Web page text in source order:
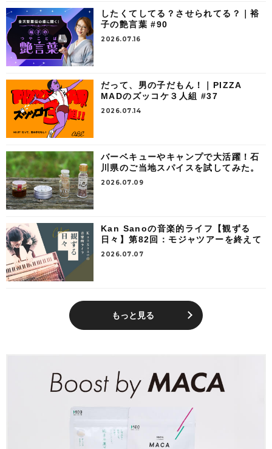
したくてしてる？させられてる？｜裕
子の艶言葉 #90
2026.07.16
だって、男の子だもん！｜PIZZA
MADのズッコケ３人組 #37
2026.07.14
バーベキューやキャンプで大活躍！石
川県のご当地スパイスを試してみた。
2026.07.09
Kan Sanoの音楽的ライフ【観ずる
日々】第82回：モジャツアーを終えて
2026.07.07
もっと見る